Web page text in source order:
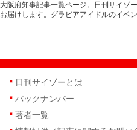
大阪府知事記事一覧ページ。日刊サイゾ
お届けします。グラビアアイドルのイベ
日刊サイゾーとは
バックナンバー
著者一覧